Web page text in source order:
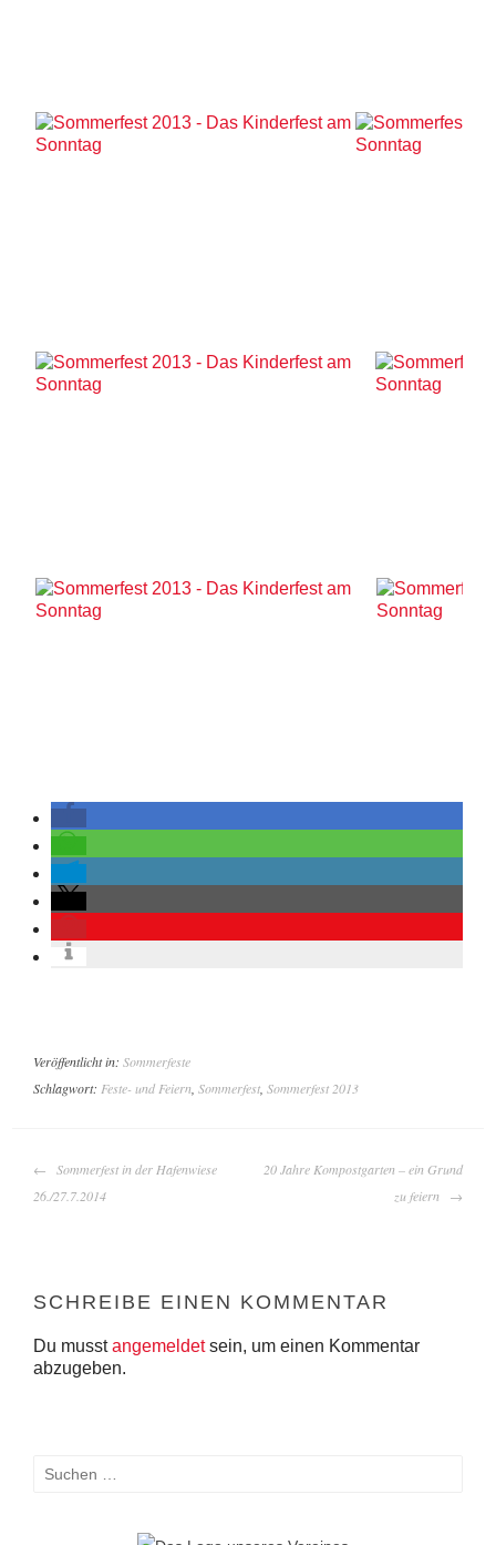
Veröffentlicht in:Sommerfeste
Schlagwort: Feste- und Feiern ,Sommerfest ,Sommerfest 2013
BEITRAGS-
NAVIGATION
Sommerfest in der Hafenwiese
26./27.7.2014
20 Jahre Kompostgarten – ein Grund
zu feiern
SCHREIBE EINEN KOMMENTAR
Du musstangemeldetsein, um einen Kommentar
abzugeben.
Suchen